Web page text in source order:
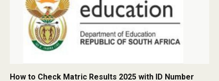
How to Check Matric Results 2025 with ID Number